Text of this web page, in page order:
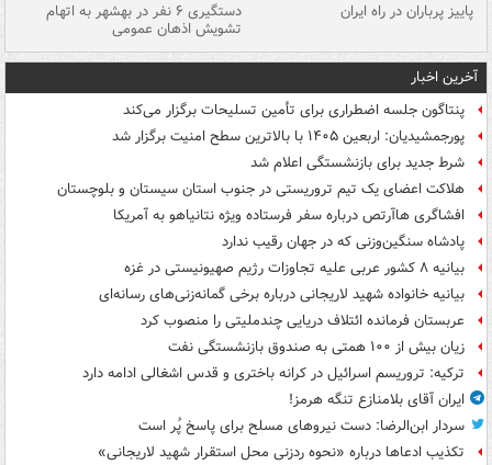
پاییز پرباران در راه ایران دستگیری ۶ نفر در بهشهر به اتهام
تشویش اذهان عمومی
آخرین اخبار
پنتاگون جلسه اضطراری برای تأمین تسلیحات برگزار می‌کند
پورجمشیدیان: اربعین ۱۴۰۵ با بالاترین سطح امنیت برگزار شد
شرط جدید برای بازنشستگی اعلام شد
هلاکت اعضای یک تیم تروریستی در جنوب استان سیستان و بلوچستان
افشاگری هاآرتص درباره سفر فرستاده ویژه نتانیاهو به آمریکا
پادشاه سنگین‌وزنی که در جهان رقیب ندارد
بیانیه ۸ کشور عربی علیه تجاوزات رژیم صهیونیستی در غزه
بیانیه خانواده شهید لاریجانی درباره برخی گمانه‌زنی‌های رسانه‌ای
عربستان فرمانده ائتلاف دریایی چندملیتی را منصوب کرد
زیان بیش از ۱۰۰ همتی به صندوق‌ بازنشستگی نفت
ترکیه: تروریسم اسرائیل در کرانه باختری و قدس اشغالی ادامه دارد
ایران آقای بلامنازع تنگه هرمز!
سردار ابن‌الرضا: دست نیروهای مسلح برای پاسخ پُر است
تکذیب ادعاها درباره «نحوه ردزنی محل استقرار شهید لاریجانی»